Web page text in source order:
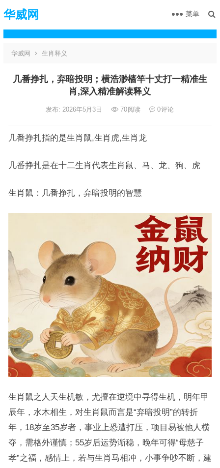
华威网 菜单
华威网 生肖释义
几番挣扎，弃暗投明；横浩渺樯竿十丈打一精准生
肖,深入精准解读释义
发布: 2026年5月3日 70阅读 0评论
几番挣扎指的是生肖鼠,生肖虎,生肖龙
几番挣扎是在十二生肖代表生肖鼠、马、龙、狗、虎
生肖鼠：几番挣扎，弃暗投明的智慧
生肖鼠之人天生机敏，尤擅在逆境中寻得生机，明年甲
辰年，水木相生，对生肖鼠而言是“弃暗投明”的转折
年，18岁至35岁者，事业上恐遭打压，项目易被他人横
夺，需格外谨慎；55岁后运势渐稳，晚年可得“母慈子
孝”之福，感情上，若与生肖马相冲，小事争吵不断，建